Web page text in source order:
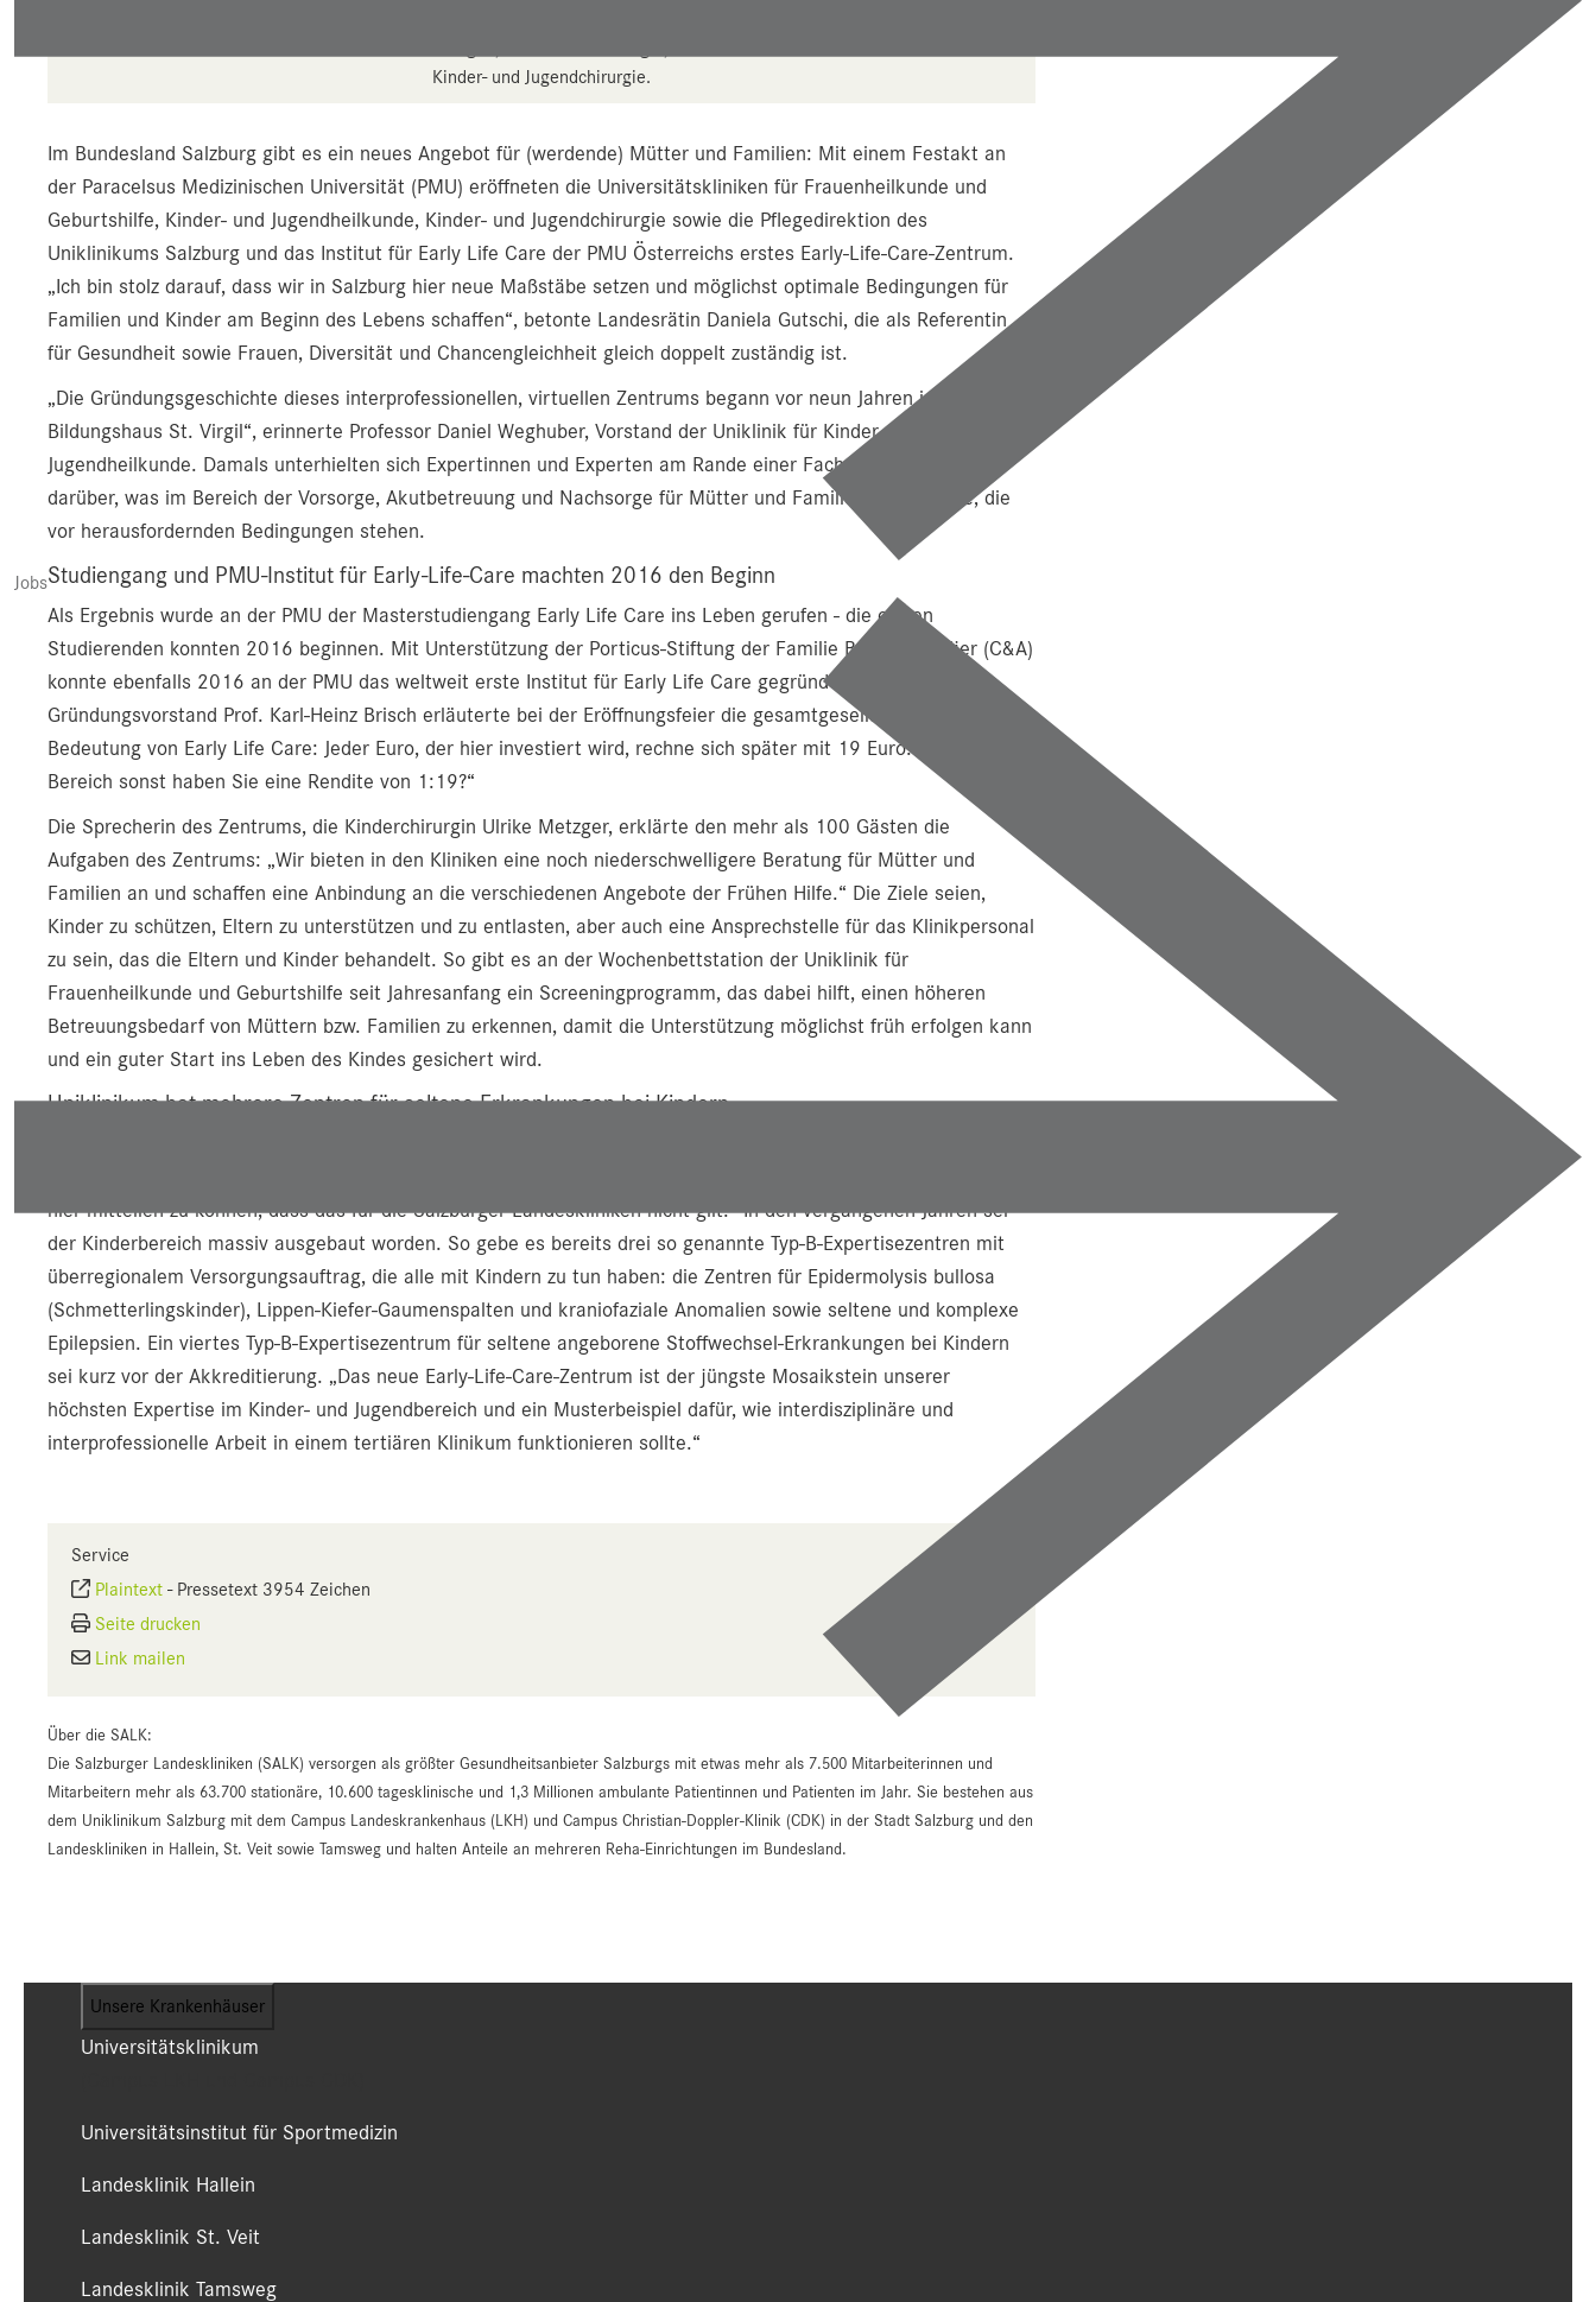
Jobs
Kinder- und Jugendchirurgie.
Im Bundesland Salzburg gibt es ein neues Angebot für (werdende) Mütter und Familien: Mit einem Festakt an
der Paracelsus Medizinischen Universität (PMU) eröffneten die Universitätskliniken für Frauenheilkunde und
Geburtshilfe, Kinder- und Jugendheilkunde, Kinder- und Jugendchirurgie sowie die Pflegedirektion des
Uniklinikums Salzburg und das Institut für Early Life Care der PMU Österreichs erstes Early-Life-Care-Zentrum.
„Ich bin stolz darauf, dass wir in Salzburg hier neue Maßstäbe setzen und möglichst optimale Bedingungen für
Familien und Kinder am Beginn des Lebens schaffen“, betonte Landesrätin Daniela Gutschi, die als Referentin
für Gesundheit sowie Frauen, Diversität und Chancengleichheit gleich doppelt zuständig ist.
„Die Gründungsgeschichte dieses interprofessionellen, virtuellen Zentrums begann vor neun Jahren im
Bildungshaus St. Virgil“, erinnerte Professor Daniel Weghuber, Vorstand der Uniklinik für Kinder- und
Jugendheilkunde. Damals unterhielten sich Expertinnen und Experten am Rande einer Fachveranstaltung
darüber, was im Bereich der Vorsorge, Akutbetreuung und Nachsorge für Mütter und Familien zu tun wäre, die
vor herausfordernden Bedingungen stehen.
Studiengang und PMU-Institut für Early-Life-Care machten 2016 den Beginn
Als Ergebnis wurde an der PMU der Masterstudiengang Early Life Care ins Leben gerufen - die ersten
Studierenden konnten 2016 beginnen. Mit Unterstützung der Porticus-Stiftung der Familie Brenninkmeijer (C&A)
konnte ebenfalls 2016 an der PMU das weltweit erste Institut für Early Life Care gegründet werden. Dessen
Gründungsvorstand Prof. Karl-Heinz Brisch erläuterte bei der Eröffnungsfeier die gesamtgesellschaftliche
Bedeutung von Early Life Care: Jeder Euro, der hier investiert wird, rechne sich später mit 19 Euro. „In welchem
Bereich sonst haben Sie eine Rendite von 1:19?“
Die Sprecherin des Zentrums, die Kinderchirurgin Ulrike Metzger, erklärte den mehr als 100 Gästen die
Aufgaben des Zentrums: „Wir bieten in den Kliniken eine noch niederschwelligere Beratung für Mütter und
Familien an und schaffen eine Anbindung an die verschiedenen Angebote der Frühen Hilfe.“ Die Ziele seien,
Kinder zu schützen, Eltern zu unterstützen und zu entlasten, aber auch eine Ansprechstelle für das Klinikpersonal
zu sein, das die Eltern und Kinder behandelt. So gibt es an der Wochenbettstation der Uniklinik für
Frauenheilkunde und Geburtshilfe seit Jahresanfang ein Screeningprogramm, das dabei hilft, einen höheren
Betreuungsbedarf von Müttern bzw. Familien zu erkennen, damit die Unterstützung möglichst früh erfolgen kann
und ein guter Start ins Leben des Kindes gesichert wird.
Uniklinikum hat mehrere Zentren für seltene Erkrankungen bei Kindern
hier mitteilen zu können, dass das für die Salzburger Landeskliniken nicht gilt.“ In den vergangenen Jahren sei
der Kinderbereich massiv ausgebaut worden. So gebe es bereits drei so genannte Typ-B-Expertisezentren mit
überregionalem Versorgungsauftrag, die alle mit Kindern zu tun haben: die Zentren für Epidermolysis bullosa
(Schmetterlingskinder), Lippen-Kiefer-Gaumenspalten und kraniofaziale Anomalien sowie seltene und komplexe
Epilepsien. Ein viertes Typ-B-Expertisezentrum für seltene angeborene Stoffwechsel-Erkrankungen bei Kindern
sei kurz vor der Akkreditierung. „Das neue Early-Life-Care-Zentrum ist der jüngste Mosaikstein unserer
höchsten Expertise im Kinder- und Jugendbereich und ein Musterbeispiel dafür, wie interdisziplinäre und
interprofessionelle Arbeit in einem tertiären Klinikum funktionieren sollte.“
Service
Plaintext - Pressetext 3954 Zeichen
Seite drucken
Link mailen
Über die SALK:
Die Salzburger Landeskliniken (SALK) versorgen als größter Gesundheitsanbieter Salzburgs mit etwas mehr als 7.500 Mitarbeiterinnen und
Mitarbeitern mehr als 63.700 stationäre, 10.600 tagesklinische und 1,3 Millionen ambulante Patientinnen und Patienten im Jahr. Sie bestehen aus
dem Uniklinikum Salzburg mit dem Campus Landeskrankenhaus (LKH) und Campus Christian-Doppler-Klinik (CDK) in der Stadt Salzburg und den
Landeskliniken in Hallein, St. Veit sowie Tamsweg und halten Anteile an mehreren Reha-Einrichtungen im Bundesland.
Unsere Krankenhäuser
Universitätsklinikum
Universitätsinstitut für Sportmedizin
Landesklinik Hallein
Landesklinik St. Veit
Landesklinik Tamsweg